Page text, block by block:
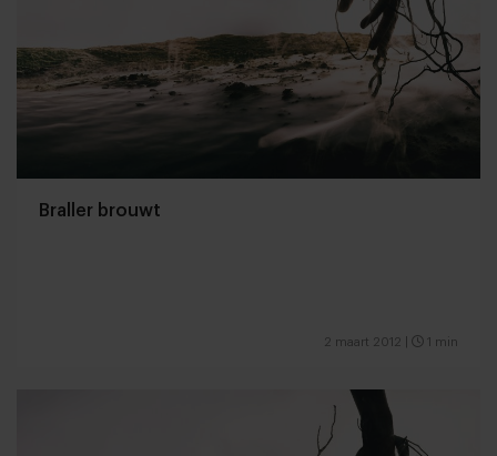
Braller brouwt
2 maart 2012 1 min